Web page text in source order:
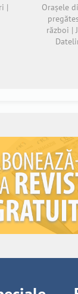
|
Orașele
război |